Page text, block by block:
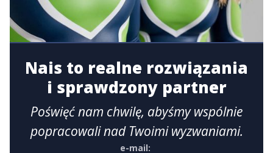
Nais to realne rozwiązania
i sprawdzony partner
Poświęć nam chwilę, abyśmy wspólnie
popracowali nad Twoimi wyzwaniami.
e-mail: